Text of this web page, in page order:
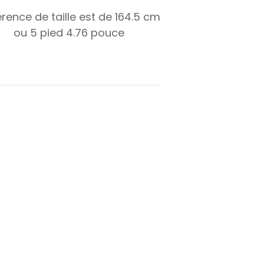
de taille est de164.5 cm
ou 5 pied 4.76 pouce